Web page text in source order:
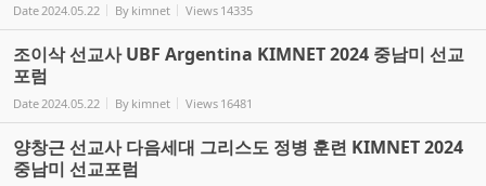
Date 2024.05.22 By kimnet Views 14335
조이삭 선교사 UBF Argentina KIMNET 2024 중남미 선교
포럼
Date 2024.05.22 By kimnet Views 16481
양창근 선교사 다음세대 그리스도 정병 훈련 KIMNET 2024
중남미 선교포럼